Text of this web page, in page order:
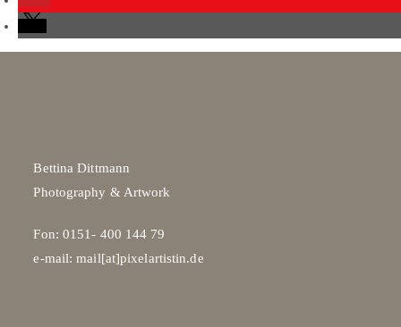
Bettina Dittmann
Photography & Artwork
Fon: 0151- 400 144 79
e-mail: mail[at]pixelartistin.de